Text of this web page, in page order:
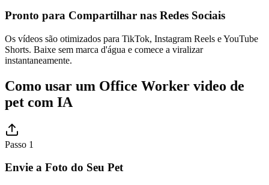
Pronto para Compartilhar nas Redes Sociais
Os vídeos são otimizados para TikTok, Instagram Reels e YouTube
Shorts. Baixe sem marca d'água e comece a viralizar
instantaneamente.
Como usar um Office Worker video de
pet com IA
Passo 1
Envie a Foto do Seu Pet